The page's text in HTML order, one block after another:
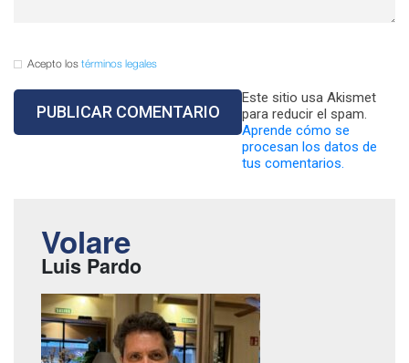
Acepto los términos legales
Este sitio usa Akismet
para reducir el spam.
Aprende cómo se
procesan los datos de
tus comentarios.
Volare
Luis Pardo